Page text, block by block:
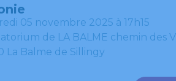
05 novembre 2025 à 17h15
de LA BALME chemin des
La Balme de Sillingy